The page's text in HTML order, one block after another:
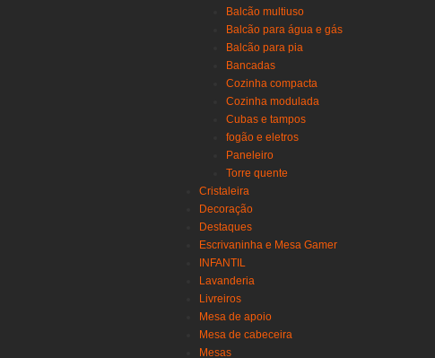
Balcão multiuso
Balcão para água e gás
Balcão para pia
Bancadas
Cozinha compacta
Cozinha modulada
Cubas e tampos
fogão e eletros
Paneleiro
Torre quente
Cristaleira
Decoração
Destaques
Escrivaninha e Mesa Gamer
INFANTIL
Lavanderia
Livreiros
Mesa de apoio
Mesa de cabeceira
Mesas